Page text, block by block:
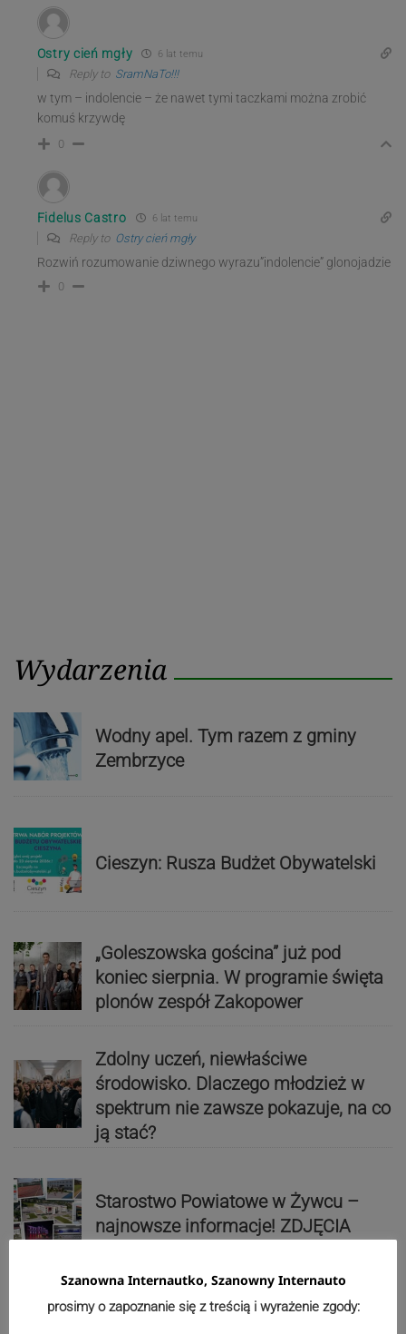
Ostry cień mgły 6 lat temu
Reply to SramNaTo!!!
w tym – indolencie – że nawet tymi taczkami można zrobić
komuś krzywdę
0
Fidelus Castro 6 lat temu
Reply to Ostry cień mgły
Rozwiń rozumowanie dziwnego wyrazu”indolencie” glonojadzie
0
Wydarzenia
Wodny apel. Tym razem z gminy
Zembrzyce
Cieszyn: Rusza Budżet Obywatelski
„Goleszowska gościna” już pod
koniec sierpnia. W programie święta
plonów zespół Zakopower
Zdolny uczeń, niewłaściwe
środowisko. Dlaczego młodzież w
spektrum nie zawsze pokazuje, na co
ją stać?
Starostwo Powiatowe w Żywcu –
najnowsze informacje! ZDJĘCIA
Reklama
Szanowna Internautko, Szanowny Internauto
prosimy o zapoznanie się z treścią i wyrażenie zgody: